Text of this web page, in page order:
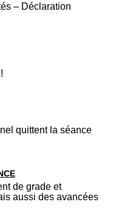
– Déclaration
quittent la séance
de grade et
aussi des avancées